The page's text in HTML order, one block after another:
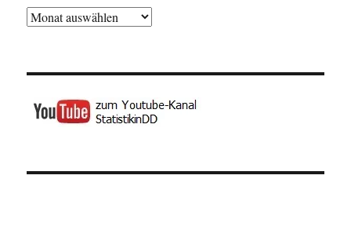
Archiv